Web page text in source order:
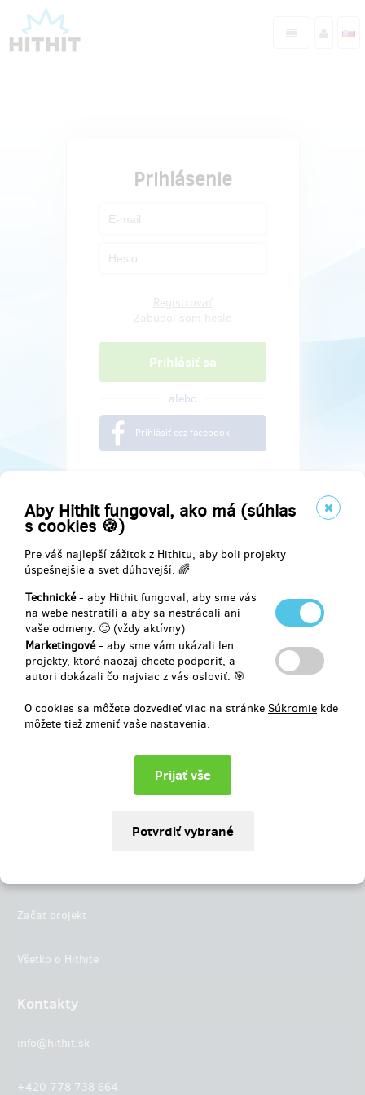
Aby Hithit fungoval, ako má (súhlas
s cookies 🍪)
Pre váš najlepší zážitok z Hithitu, aby boli projekty
úspešnejšie a svet dúhovejší. 🌈
Technické- aby Hithit fungoval, aby sme vás
na webe nestratili a aby sa nestrácali ani
vaše odmeny. 🙂 (vždy aktívny)
Marketingové- aby sme vám ukázali len
projekty, ktoré naozaj chcete podporiť, a
autori dokázali čo najviac z vás osloviť. 🎯
O cookies sa môžete dozvedieť viac na stránke Súkromie kde
môžete tiež zmeniť vaše nastavenia.
Prihlásenie
alebo
Prihlásiť cez facebook
Najdete nás na
Začať projekt
Všetko o Hithite
Kontakty
info@hithit.sk
+420 778 738 664